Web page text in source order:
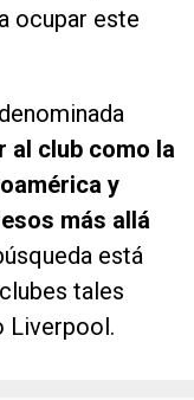
ocupar este
al club como la
y
más allá
está
tales
Liverpool.